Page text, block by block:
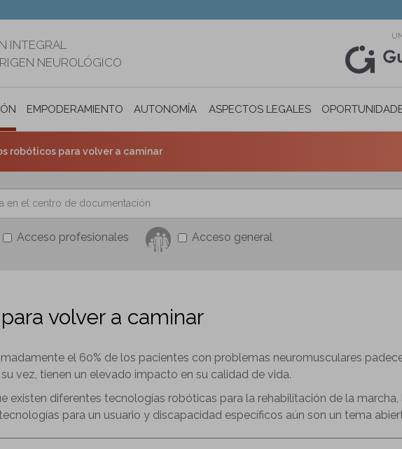
INTEGRAL
NEUROLÓGICO
EMPODERAMIENTO AUTONOMÍA PERSONAL E INCLUSIÓN SOCIAL
ASPECTOS LEGALES
robóticos para volver a caminar
Acceso profesionales Acceso general
volver a caminar
el 60% de los pacientes con problemas neuromusculares
su vez, tienen un elevado impacto en su calidad de vida.
existen diferentes tecnologías robóticas para la rehabilitación de la
para un usuario y discapacidad específicos aún son un tema